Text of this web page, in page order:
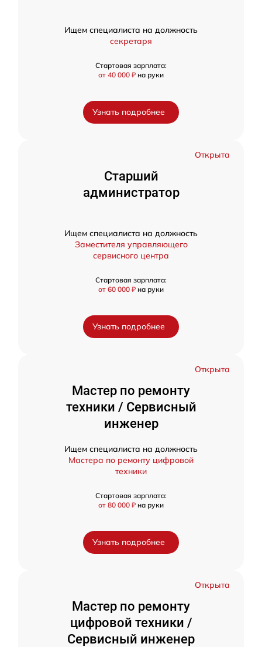
Ищем специалиста на должность
секретаря
Стартовая зарплата:
от 40 000 ₽ на руки
Узнать подробнее
Открыта
Старший
администратор
Ищем специалиста на должность
Заместителя управляющего
сервисного центра
Стартовая зарплата:
от 60 000 ₽ на руки
Узнать подробнее
Открыта
Мастер по ремонту
техники / Сервисный
инженер
Ищем специалиста на должность
Мастера по ремонту цифровой
техники
Стартовая зарплата:
от 80 000 ₽ на руки
Узнать подробнее
Открыта
Мастер по ремонту
цифровой техники /
Сервисный инженер